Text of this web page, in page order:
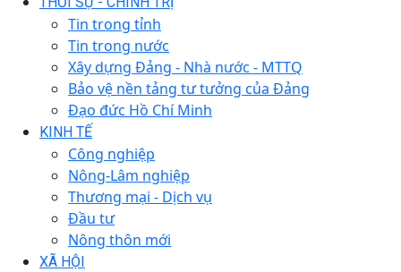
Tin trong tỉnh
Tin trong nước
Xây dựng Đảng - Nhà nước - MTTQ
Bảo vệ nền tảng tư tưởng của Đảng
Đạo đức Hồ Chí Minh
KINH TẾ
Công nghiệp
Nông-Lâm nghiệp
Thương mại - Dịch vụ
Đầu tư
Nông thôn mới
XÃ HỘI